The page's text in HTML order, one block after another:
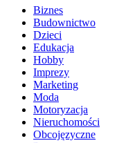
Biznes
Budownictwo
Dzieci
Edukacja
Hobby
Imprezy
Marketing
Moda
Motoryzacja
Nieruchomości
Obcojęzyczne